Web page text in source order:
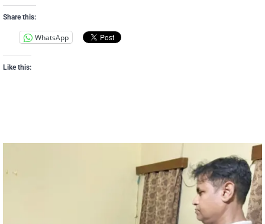
Share this:
WhatsApp
Like this: